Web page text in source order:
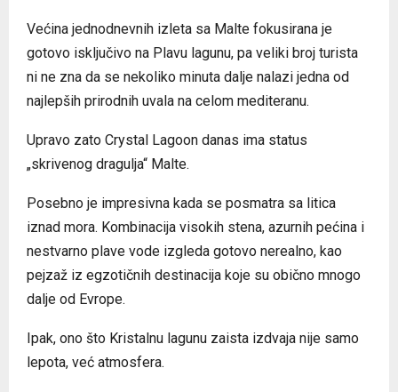
Većina jednodnevnih izleta sa Malte fokusirana je
gotovo isključivo na Plavu lagunu, pa veliki broj turista
ni ne zna da se nekoliko minuta dalje nalazi jedna od
najlepših prirodnih uvala na celom mediteranu.
Upravo zato Crystal Lagoon danas ima status
„skrivenog dragulja“ Malte.
Posebno je impresivna kada se posmatra sa litica
iznad mora. Kombinacija visokih stena, azurnih pećina i
nestvarno plave vode izgleda gotovo nerealno, kao
pejzaž iz egzotičnih destinacija koje su obično mnogo
dalje od Evrope.
Ipak, ono što Kristalnu lagunu zaista izdvaja nije samo
lepota, već atmosfera.